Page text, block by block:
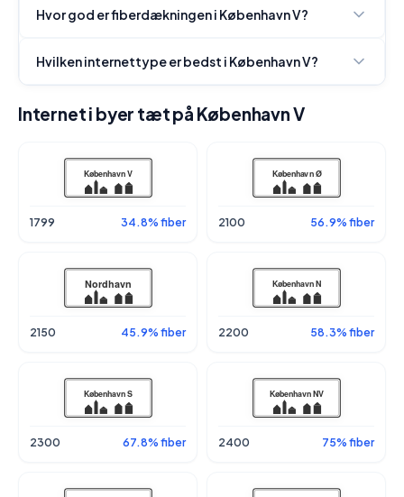
Hvor god er fiberdækningen i København V?
Hvilken internettype er bedst i København V?
Internet i byer tæt på København V
1799 34.8% fiber 2100 56.9% fiber
2150 45.9% fiber 2200 58.3% fiber
2300 67.8% fiber 2400 75% fiber